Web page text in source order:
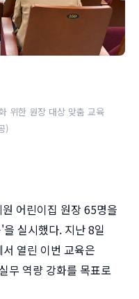
위한 원장 대상 맞춤 교육
)
어린이집 원장 65명을
실시했다. 지난 8일
열린 이번 교육은
무 역량 강화를 목표로